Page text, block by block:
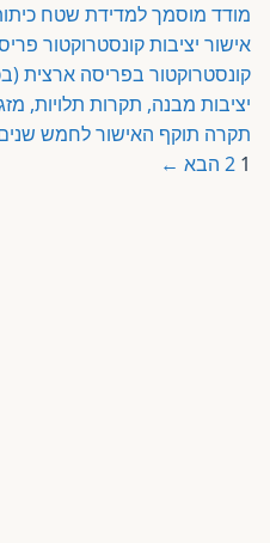
צור קשר
פורטל רואי חשבון
מודד מוסמך למדידת שטח
אישור יציבות קונסטרוקטור
קונסטרוקטור בפריסה ארצית
יציבות מבנה, תקרות תלויות,
תקרה תוקף האישור לחמש שנים
1
2 הבא ←